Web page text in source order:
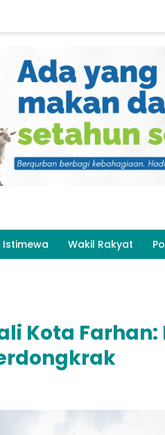
Wakil Rakyat
Kota Farhan: